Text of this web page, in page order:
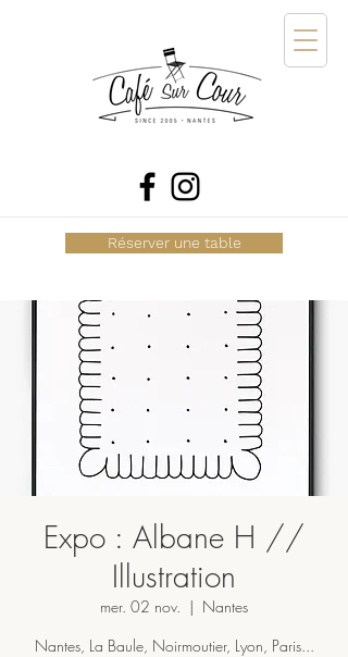
Réserver une table
Expo : Albane H //
Illustration
mer. 02 nov.
  |
Nantes
Nantes, La Baule, Noirmoutier, Lyon, Paris...